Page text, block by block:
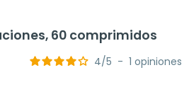
60 comprimidos
4/5 - 1 opiniones